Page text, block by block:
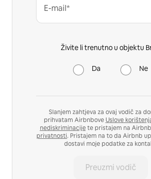
E-mail*
Živite li trenutno u objektu
Da Ne
Slanjem zahtjeva za ovaj vodič za
prihvatam AirbnboveUslove
nediskriminacijete pristajem na
privatnosti. Pristajem na to da Airbnb
dostavi moje podatke za
Preuzmi vodič